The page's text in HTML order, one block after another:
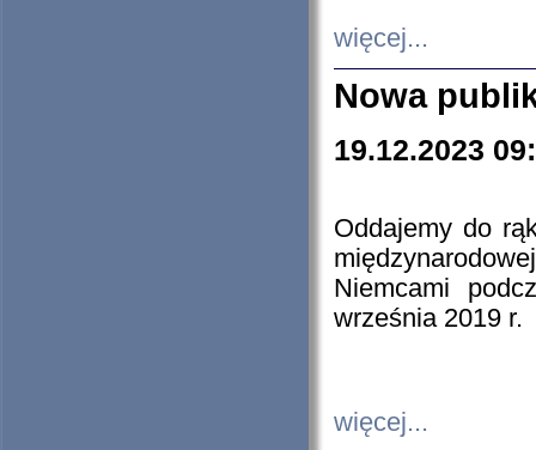
więcej...
Nowa
19.12.2023
Oddajemy do
Niemcami
września 2019 r.
więcej...